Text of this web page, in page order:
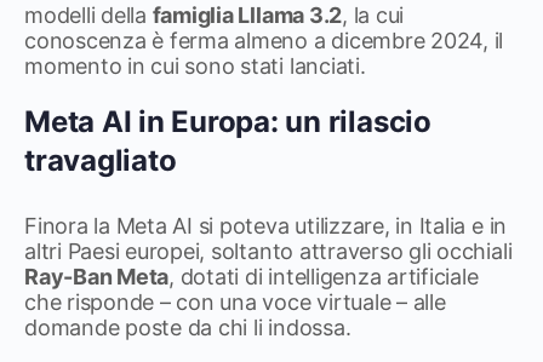
modelli della famiglia Lllama 3.2, la cui
conoscenza è ferma almeno a dicembre 2024, il
momento in cui sono stati lanciati.
Meta AI in Europa: un rilascio
travagliato
Finora la Meta AI si poteva utilizzare, in Italia e in
altri Paesi europei, soltanto attraverso gli occhiali
Ray-Ban Meta, dotati di intelligenza artificiale
che risponde – con una voce virtuale – alle
domande poste da chi li indossa.